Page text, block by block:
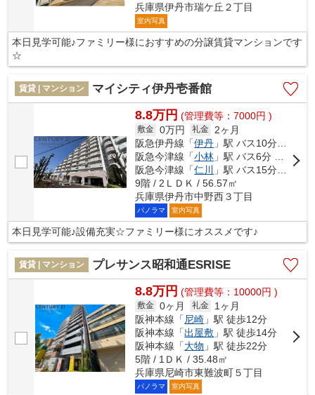
兵庫県伊丹市瑞ケ丘２丁目
室内写真
本日見学可能♪ファミリー様におすすめの分譲賃貸マンションです
☆
賃貸 | マンション マイシティ伊丹壱番館
8.8万円 (管理費等：7000円 )
敷金 0万円 礼金
2ヶ月
阪急伊丹線「伊丹 」駅 バス10分 「天神川団地」 停歩6分
阪急今津線「小林 」駅 バス6分 「金井町」 停歩11分
阪急今津線「仁川
」駅 バス15分 「金井町」 停歩11分
9階 / 2ＬＤＫ / 56.57㎡
兵庫県伊丹市中野西３丁目
パノラマ 室内写真
本日見学可能♪設備充実☆ファミリー様にオススメです♪
賃貸 | マンション プレサンス昭和通ESRISE
8.8万円 (管理費等：10000円 )
敷金 0ヶ月 礼金
1ヶ月
阪神本線「 尼崎 」駅 徒歩12分
阪神本線「出屋敷 」駅 徒歩14分
阪神本線「大物 」駅 徒歩22分
5階 / 1ＤＫ / 35.48㎡
兵庫県尼崎市東難波町５丁目
パノラマ 室内写真